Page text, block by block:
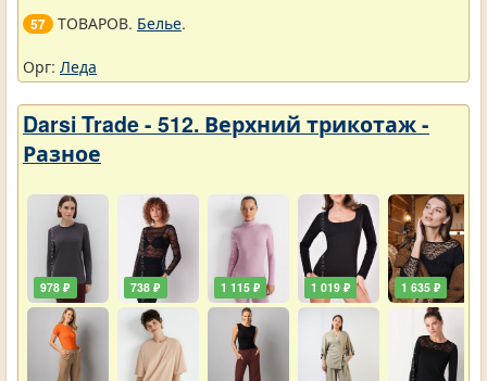
57 ТОВАРОВ. Белье.
Орг: Леда
Darsi Trade - 512. Верхний трикотаж -
Разное
978 ₽ 738 ₽ 1 115 ₽ 1 019 ₽ 1 635 ₽